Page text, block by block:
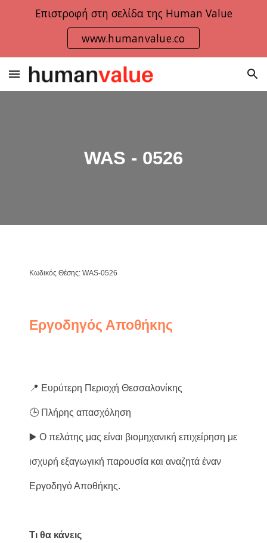
Skip to main content
Επιστροφή στη σελίδα της Human Value
www.humanvalue.co
WAS - 0526
Κωδικός Θέσης: WAS-0526
Εργοδηγός Αποθήκης
📍 Ευρύτερη Περιοχή Θεσσαλονίκης
🕒 Πλήρης απασχόληση
▶️ Ο πελάτης μας είναι βιομηχανική επιχείρηση με
ισχυρή εξαγωγική παρουσία και αναζητά έναν
Εργοδηγό Αποθήκης.
Τι θα κάνεις